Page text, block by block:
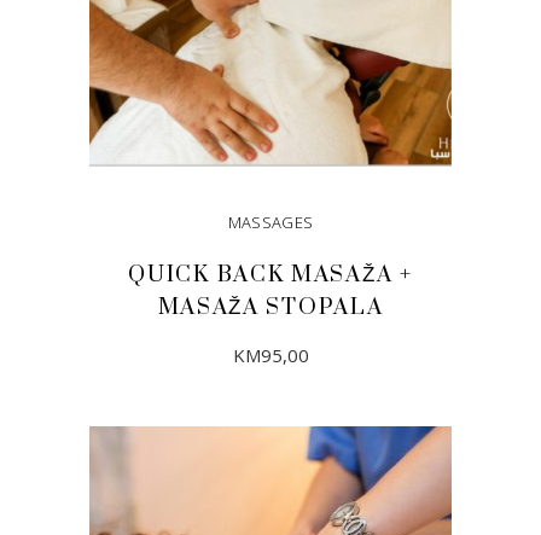
on
the
product
page
MASSAGES
QUICK BACK MASAŽA +
MASAŽA STOPALA
KM95,00
DODAJ U KORPU